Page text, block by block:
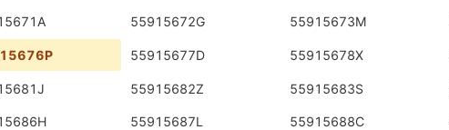
55915672G 55915673M
55915677D 55915678X
55915682Z 55915683S
55915687L 55915688C